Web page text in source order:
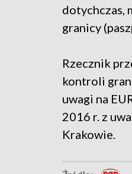
dotychczas,
granicy
Rzecznik
kontroli
uwagi na
2016 r. z
Krakowie.